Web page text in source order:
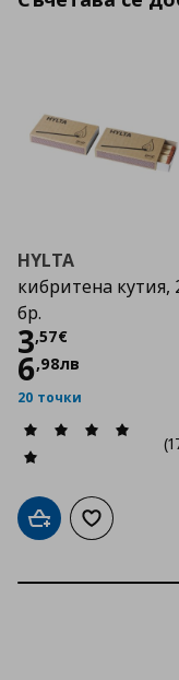
HYLTA
кибритена кутия,
бр.
3,57€
Цена
6,98лв
20 точки
Добави вДобави към